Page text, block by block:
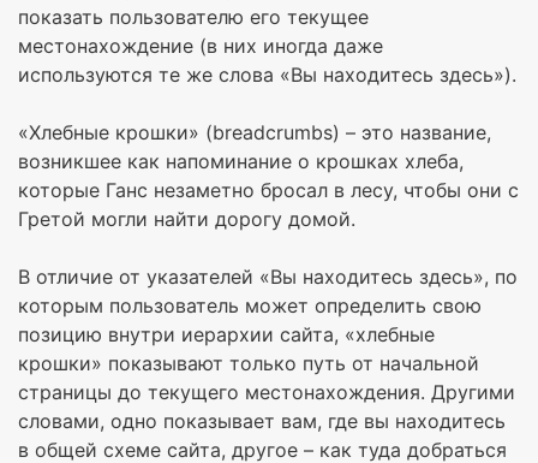
показать пользователю его текущее
местонахождение (в них иногда даже
используются те же слова «Вы находитесь здесь»).
«Хлебные крошки» (breadcrumbs) – это название,
возникшее как напоминание о крошках хлеба,
которые Ганс незаметно бросал в лесу, чтобы они с
Гретой могли найти дорогу домой.
В отличие от указателей «Вы находитесь здесь», по
которым пользователь может определить свою
позицию внутри иерархии сайта, «хлебные
крошки» показывают только путь от начальной
страницы до текущего местонахождения. Другими
словами, одно показывает вам, где вы находитесь
в общей схеме сайта, другое – как туда добраться